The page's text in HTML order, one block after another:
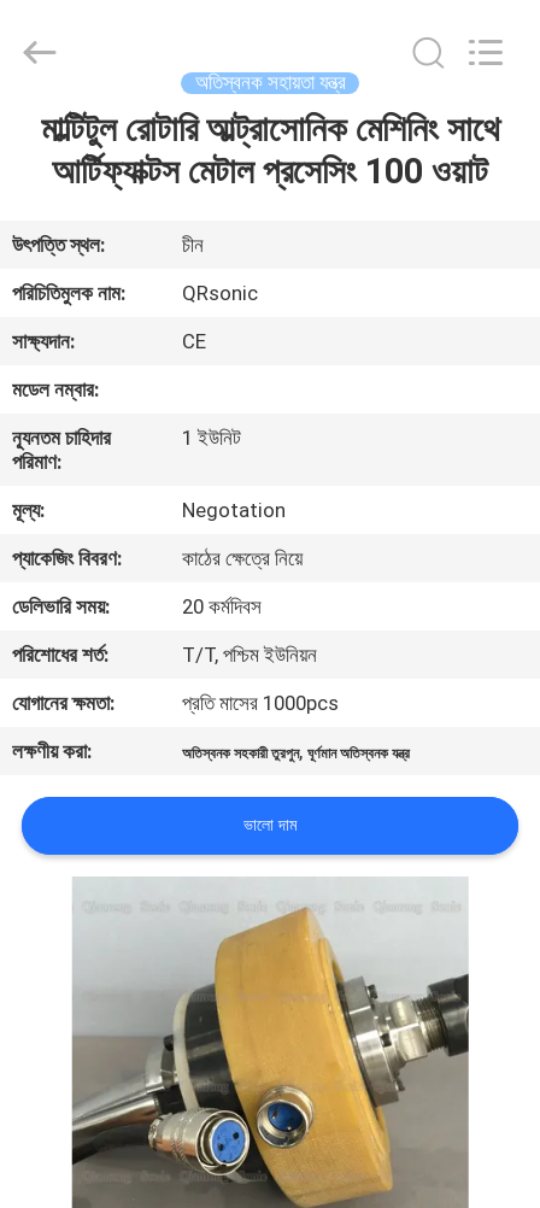
বাড়ি
আমাদের
সম্বন্ধে
কারখানা
পরিদর্শন
গুণমান
নিয়ন্ত্রণ
আমাদের
সাথে
যোগাযোগ
করুন
খবর
উদ্ধৃতি
Equipment
Co.,Ltd.
অতিস্বনক সহায়তা যন্ত্র
মাল্টিটুল রোটারি আল্ট্রাসোনিক মেশিনিং সাথে
আর্টিফ্যাক্টস মেটাল প্রসেসিং 100 ওয়াট
উৎপত্তি স্থল:
চীন
পরিচিতিমুলক নাম:
QRsonic
সাক্ষ্যদান:
CE
মডেল নম্বার:
ন্যূনতম চাহিদার
পরিমাণ:
1 ইউনিট
মূল্য:
Negotation
প্যাকেজিং বিবরণ:
কাঠের ক্ষেত্রে নিয়ে
ডেলিভারি সময়:
20 কর্মদিবস
পরিশোধের শর্ত:
T/T, পশ্চিম ইউনিয়ন
যোগানের ক্ষমতা:
প্রতি মাসের 1000pcs
লক্ষণীয় করা:
অতিস্বনক সহকারী তুরপুন,ঘূর্ণমান অতিস্বনক যন্ত্র
ভালো দাম